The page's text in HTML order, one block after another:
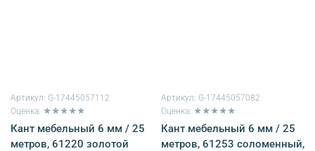
Артикул: G-17445057112
Оценка: ★★★★★
Кант мебельный 6 мм / 25
метров, 61220 золотой
Артикул: G-17445057082
Оценка: ★★★★★
Кант мебельный 6 мм / 25
метров, 61253 соломенный,